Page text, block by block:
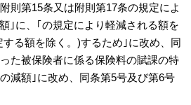
則第15条又は附則第17条の規定によ
｣に、｢の規定により軽減される額を
る額を除く。)するため｣に改め、同
た被保険者に係る保険料の賦課の特
減額｣に改め、同条第5号及び第6号